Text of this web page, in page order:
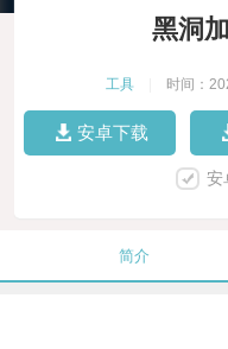
黑洞
工具 时间：
安卓下载
安
简介